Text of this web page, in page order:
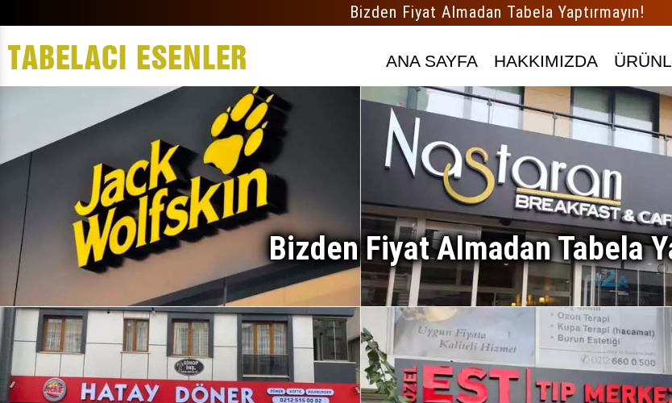
Bizden Fiyat Almadan Tabela Yaptırmayın!
ANA SAYFA HAKKIMIZDA
Bizden Fiyat Almadan Tabela